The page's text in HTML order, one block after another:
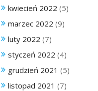
kwiecień 2022 (5)
marzec 2022 (9)
luty 2022 (7)
styczeń 2022 (4)
grudzień 2021 (5)
listopad 2021 (7)